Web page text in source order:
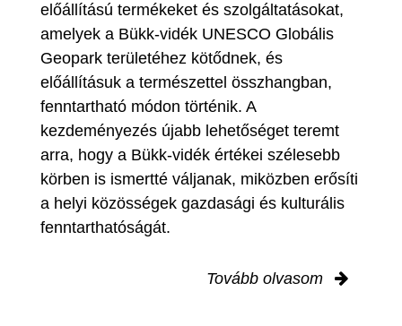
előállítású termékeket és szolgáltatásokat,
amelyek a Bükk-vidék UNESCO Globális
Geopark területéhez kötődnek, és
előállításuk a természettel összhangban,
fenntartható módon történik. A
kezdeményezés újabb lehetőséget teremt
arra, hogy a Bükk-vidék értékei szélesebb
körben is ismertté váljanak, miközben erősíti
a helyi közösségek gazdasági és kulturális
fenntarthatóságát.
Tovább olvasom